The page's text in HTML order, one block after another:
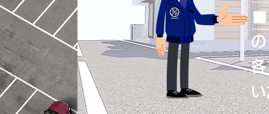
の
各
い
■